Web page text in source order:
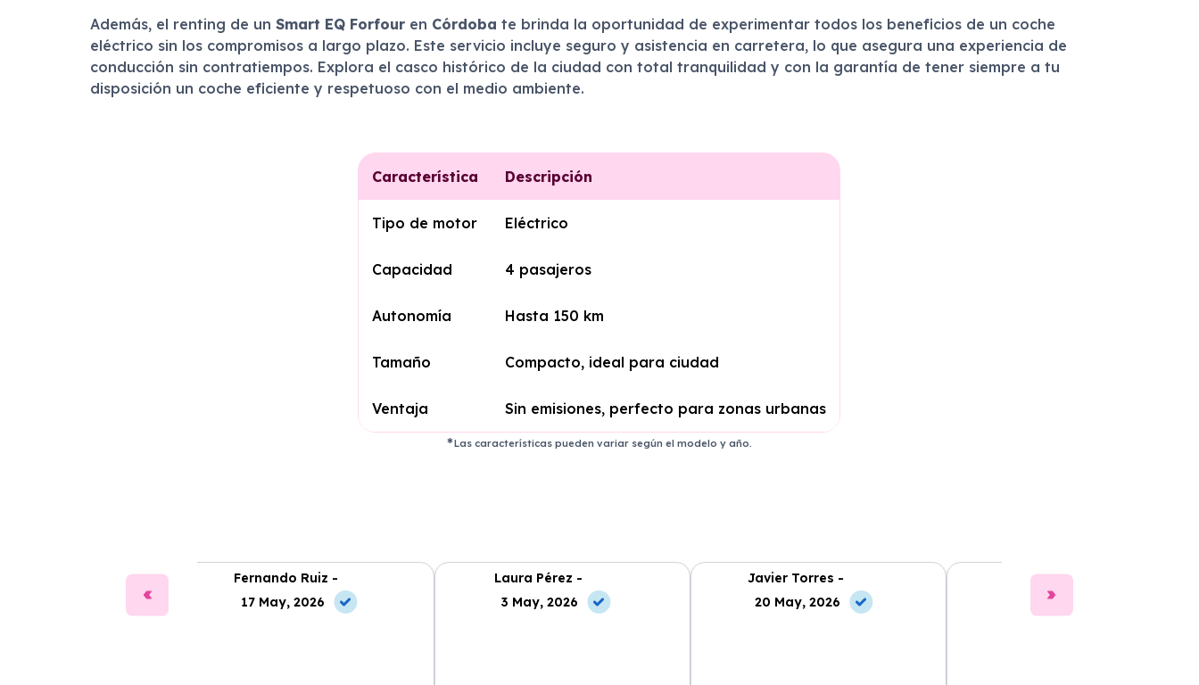
Además, el renting de un Smart EQ Forfouren Córdoba te brinda la oportunidad de experimentar todos los beneficios de un coche
eléctrico sin los compromisos a largo plazo. Este servicio incluye seguro y asistencia en carretera, lo que asegura una experiencia de
conducción sin contratiempos. Explora el casco histórico de la ciudad con total tranquilidad y con la garantía de tener siempre a tu
disposición un coche eficiente y respetuoso con el medio ambiente.
Característica Descripción
Tipo de motor Eléctrico
Capacidad 4 pasajeros
Autonomía Hasta 150 km
Tamaño Compacto, ideal para ciudad
Ventaja Sin emisiones, perfecto para zonas urbanas
Las características pueden variar según el modelo y año.
Fernando Ruiz -
17 May, 2026
Laura Pérez -
3 May, 2026
Javier Torres -
20 May, 2026
Clara Gómez -
10 May, 2026